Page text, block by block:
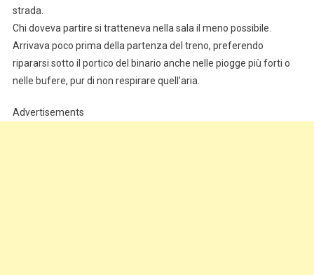
strada.
Chi doveva partire si tratteneva nella sala il meno possibile.
Arrivava poco prima della partenza del treno, preferendo
ripararsi sotto il portico del binario anche nelle piogge più forti o
nelle bufere, pur di non respirare quell’aria.
Advertisements